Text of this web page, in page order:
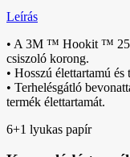
Leírás
• A 3M ™ Hookit ™
csiszoló korong.
• Hosszú élettartamú
• Terhelésgátló
termék élettartamát.
6+1 lyukas papír